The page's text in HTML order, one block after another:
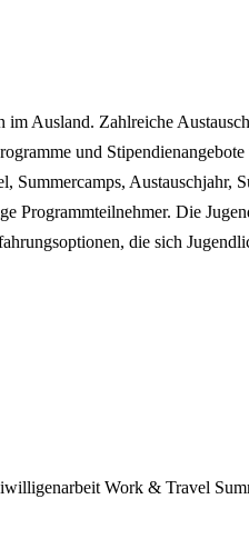
Ausland. Zahlreiche
und
Austauschjahr,
Programmteilnehmer. Die
die sich
Work & Travel